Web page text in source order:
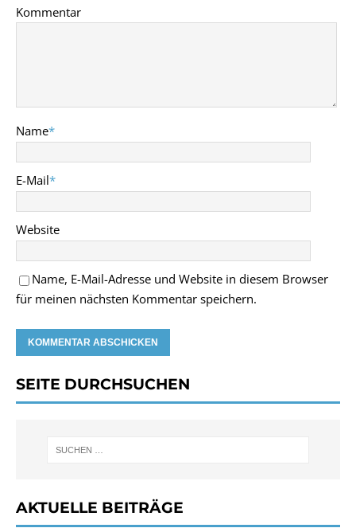
Kommentar
Name*
E-Mail*
Website
Name, E-Mail-Adresse und Website in diesem Browser
für meinen nächsten Kommentar speichern.
SEITE DURCHSUCHEN
AKTUELLE BEITRÄGE